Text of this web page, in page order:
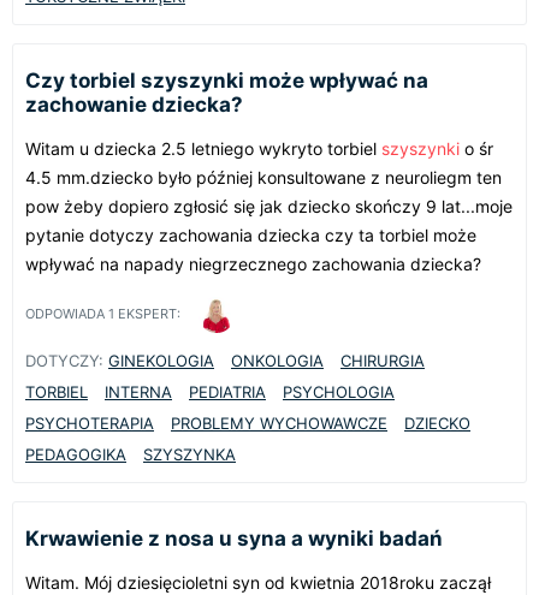
Czy torbiel szyszynki może wpływać na
zachowanie dziecka?
Witam u dziecka 2.5 letniego wykryto torbiel szyszynki o śr
4.5 mm.dziecko było później konsultowane z neuroliegm ten
pow żeby dopiero zgłosić się jak dziecko skończy 9 lat...moje
pytanie dotyczy zachowania dziecka czy ta torbiel może
wpływać na napady niegrzecznego zachowania dziecka?
ODPOWIADA 1 EKSPERT:
DOTYCZY: GINEKOLOGIA ONKOLOGIA
CHIRURGIA
TORBIEL
INTERNA PEDIATRIA
PSYCHOLOGIA
PSYCHOTERAPIA
PROBLEMY WYCHOWAWCZE
DZIECKO
PEDAGOGIKA
SZYSZYNKA
Krwawienie z nosa u syna a wyniki badań
Witam. Mój dziesięcioletni syn od kwietnia 2018roku zaczął